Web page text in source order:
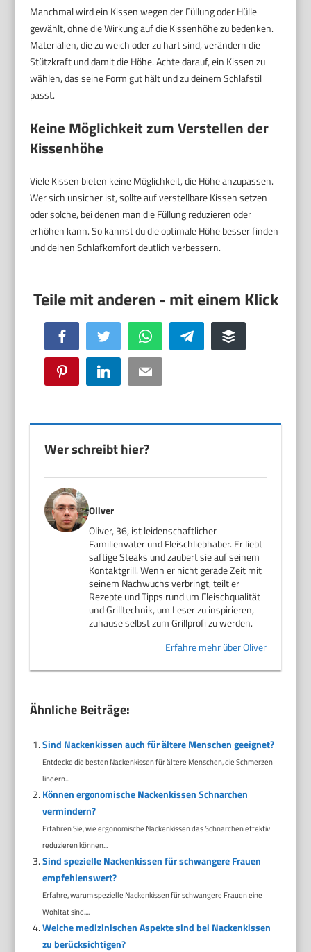
Manchmal wird ein Kissen wegen der Füllung oder Hülle
gewählt, ohne die Wirkung auf die Kissenhöhe zu bedenken.
Materialien, die zu weich oder zu hart sind, verändern die
Stützkraft und damit die Höhe. Achte darauf, ein Kissen zu
wählen, das seine Form gut hält und zu deinem Schlafstil
passt.
Keine Möglichkeit zum Verstellen der
Kissenhöhe
Viele Kissen bieten keine Möglichkeit, die Höhe anzupassen.
Wer sich unsicher ist, sollte auf verstellbare Kissen setzen
oder solche, bei denen man die Füllung reduzieren oder
erhöhen kann. So kannst du die optimale Höhe besser finden
und deinen Schlafkomfort deutlich verbessern.
Facebook Twitter WhatsApp Telegram Buffer
Pinterest LinkedIn Email
Wer schreibt hier?
Oliver
Oliver, 36, ist leidenschaftlicher
Familienvater und Fleischliebhaber. Er liebt
saftige Steaks und zaubert sie auf seinem
Kontaktgrill. Wenn er nicht gerade Zeit mit
seinem Nachwuchs verbringt, teilt er
Rezepte und Tipps rund um Fleischqualität
und Grilltechnik, um Leser zu inspirieren,
zuhause selbst zum Grillprofi zu werden.
Erfahre mehr über Oliver
Ähnliche Beiträge:
Sind Nackenkissen auch für ältere Menschen geeignet?
Entdecke die besten Nackenkissen für ältere Menschen, die Schmerzen
lindern...
Können ergonomische Nackenkissen Schnarchen
vermindern?
Erfahren Sie, wie ergonomische Nackenkissen das Schnarchen effektiv
reduzieren können...
Sind spezielle Nackenkissen für schwangere Frauen
empfehlenswert?
Erfahre, warum spezielle Nackenkissen für schwangere Frauen eine
Wohltat sind....
Welche medizinischen Aspekte sind bei Nackenkissen
zu berücksichtigen?